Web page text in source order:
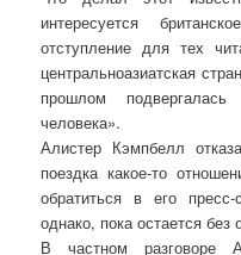
интересуется
отступление для тех
центральноазиатская
прошлом
человека».
Алистер Кэмпбелл
поездка какое-то
обратиться в его
однако, пока остается
В частном разговоре